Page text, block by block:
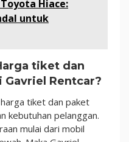
Hiace:
untuk
tiket dan
Gavriel Rentcar?
tiket dan paket
kebutuhan pelanggan.
mulai dari mobil